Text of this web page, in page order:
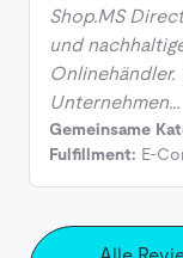
Shop.MS
und
Unternehmen…
Gemeinsame
Fulfillment: E-